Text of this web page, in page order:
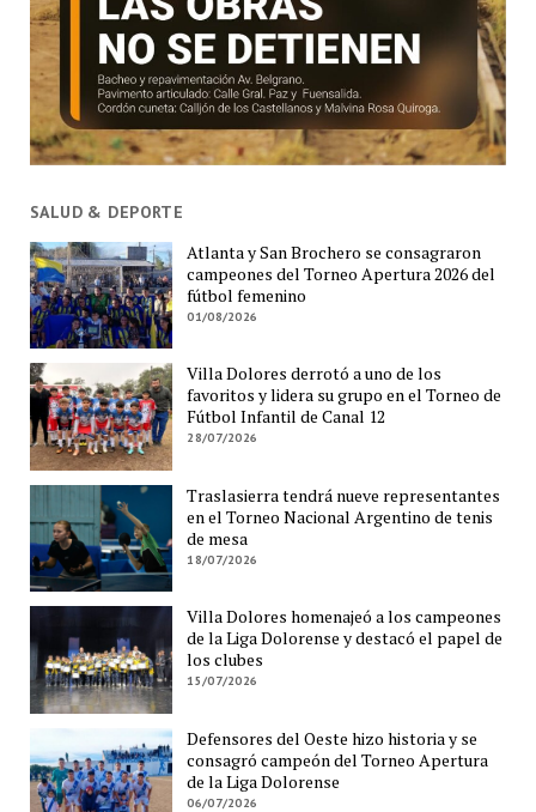
SALUD & DEPORTE
Atlanta y San Brochero se consagraron
campeones del Torneo Apertura 2026 del
fútbol femenino
01/08/2026
Villa Dolores derrotó a uno de los
favoritos y lidera su grupo en el Torneo de
Fútbol Infantil de Canal 12
28/07/2026
Traslasierra tendrá nueve representantes
en el Torneo Nacional Argentino de tenis
de mesa
18/07/2026
Villa Dolores homenajeó a los campeones
de la Liga Dolorense y destacó el papel de
los clubes
15/07/2026
Defensores del Oeste hizo historia y se
consagró campeón del Torneo Apertura
de la Liga Dolorense
06/07/2026